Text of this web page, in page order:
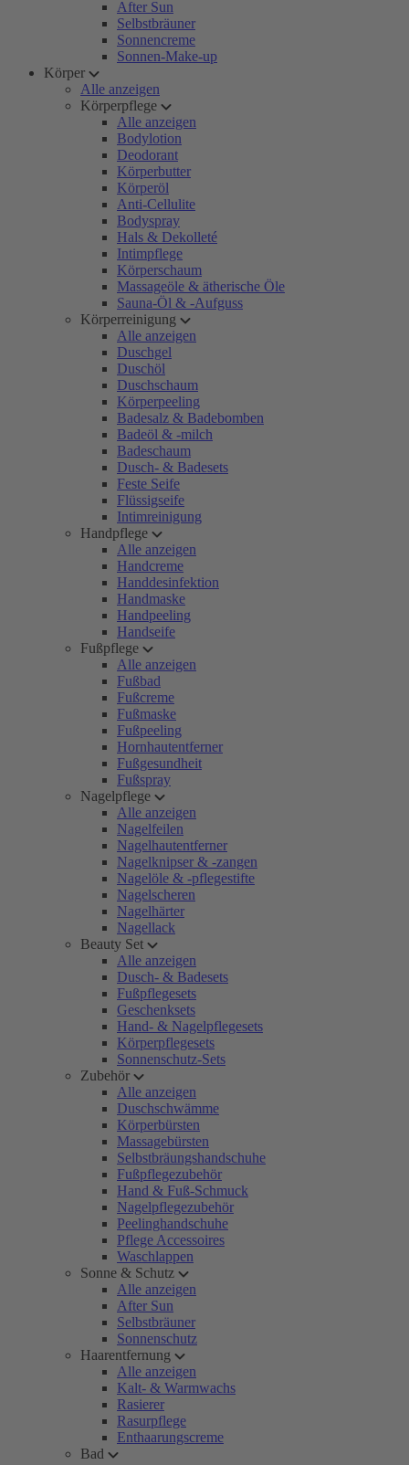
After Sun
Selbstbräuner
Sonnencreme
Sonnen-Make-up
Körper
Alle anzeigen
Körperpflege
Alle anzeigen
Bodylotion
Deodorant
Körperbutter
Körperöl
Anti-Cellulite
Bodyspray
Hals & Dekolleté
Intimpflege
Körperschaum
Massageöle & ätherische Öle
Sauna-Öl & -Aufguss
Körperreinigung
Alle anzeigen
Duschgel
Duschöl
Duschschaum
Körperpeeling
Badesalz & Badebomben
Badeöl & -milch
Badeschaum
Dusch- & Badesets
Feste Seife
Flüssigseife
Intimreinigung
Handpflege
Alle anzeigen
Handcreme
Handdesinfektion
Handmaske
Handpeeling
Handseife
Fußpflege
Alle anzeigen
Fußbad
Fußcreme
Fußmaske
Fußpeeling
Hornhautentferner
Fußgesundheit
Fußspray
Nagelpflege
Alle anzeigen
Nagelfeilen
Nagelhautentferner
Nagelknipser & -zangen
Nagelöle & -pflegestifte
Nagelscheren
Nagelhärter
Nagellack
Beauty Set
Alle anzeigen
Dusch- & Badesets
Fußpflegesets
Geschenksets
Hand- & Nagelpflegesets
Körperpflegesets
Sonnenschutz-Sets
Zubehör
Alle anzeigen
Duschschwämme
Körperbürsten
Massagebürsten
Selbstbräungshandschuhe
Fußpflegezubehör
Hand & Fuß-Schmuck
Nagelpflegezubehör
Peelinghandschuhe
Pflege Accessoires
Waschlappen
Sonne & Schutz
Alle anzeigen
After Sun
Selbstbräuner
Sonnenschutz
Haarentfernung
Alle anzeigen
Kalt- & Warmwachs
Rasierer
Rasurpflege
Enthaarungscreme
Bad